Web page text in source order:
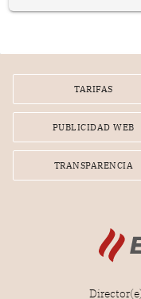
TARIFAS
PUBLICIDAD WEB
TRANSPARENCIA